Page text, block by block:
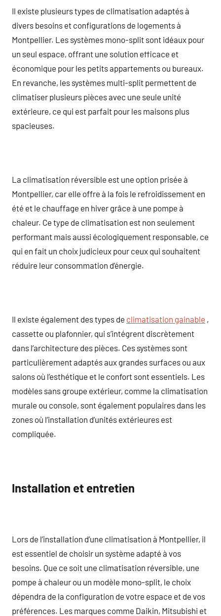
Il existe plusieurs types de climatisation adaptés à
divers besoins et configurations de logements à
Montpellier. Les systèmes mono-split sont idéaux pour
un seul espace, offrant une solution efficace et
économique pour les petits appartements ou bureaux.
En revanche, les systèmes multi-split permettent de
climatiser plusieurs pièces avec une seule unité
extérieure, ce qui est parfait pour les maisons plus
spacieuses.
La climatisation réversible est une option prisée à
Montpellier, car elle offre à la fois le refroidissement en
été et le chauffage en hiver grâce à une pompe à
chaleur. Ce type de climatisation est non seulement
performant mais aussi écologiquement responsable, ce
qui en fait un choix judicieux pour ceux qui souhaitent
réduire leur consommation d’énergie.
Il existe également des types de climatisation gainable ,
cassette ou plafonnier, qui s’intégrent discrètement
dans l’architecture des pièces. Ces systèmes sont
particulièrement adaptés aux grandes surfaces ou aux
salons où l’esthétique et le confort sont essentiels. Les
modèles sans groupe extérieur, comme la climatisation
murale ou console, sont également populaires dans les
zones où l’installation d’unités extérieures est
compliquée.
Installation et entretien
Lors de l’installation d’une climatisation à Montpellier, il
est essentiel de choisir un système adapté à vos
besoins. Que ce soit une climatisation réversible, une
pompe à chaleur ou un modèle mono-split, le choix
dépendra de la configuration de votre espace et de vos
préférences. Les marques comme Daikin, Mitsubishi et